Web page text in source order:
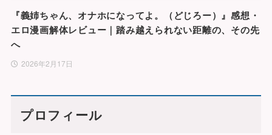
『義姉ちゃん、オナホになってよ。（どじろー）』感想・
エロ漫画解体レビュー｜踏み越えられない距離の、その先
へ
2026年2月17日
プロフィール